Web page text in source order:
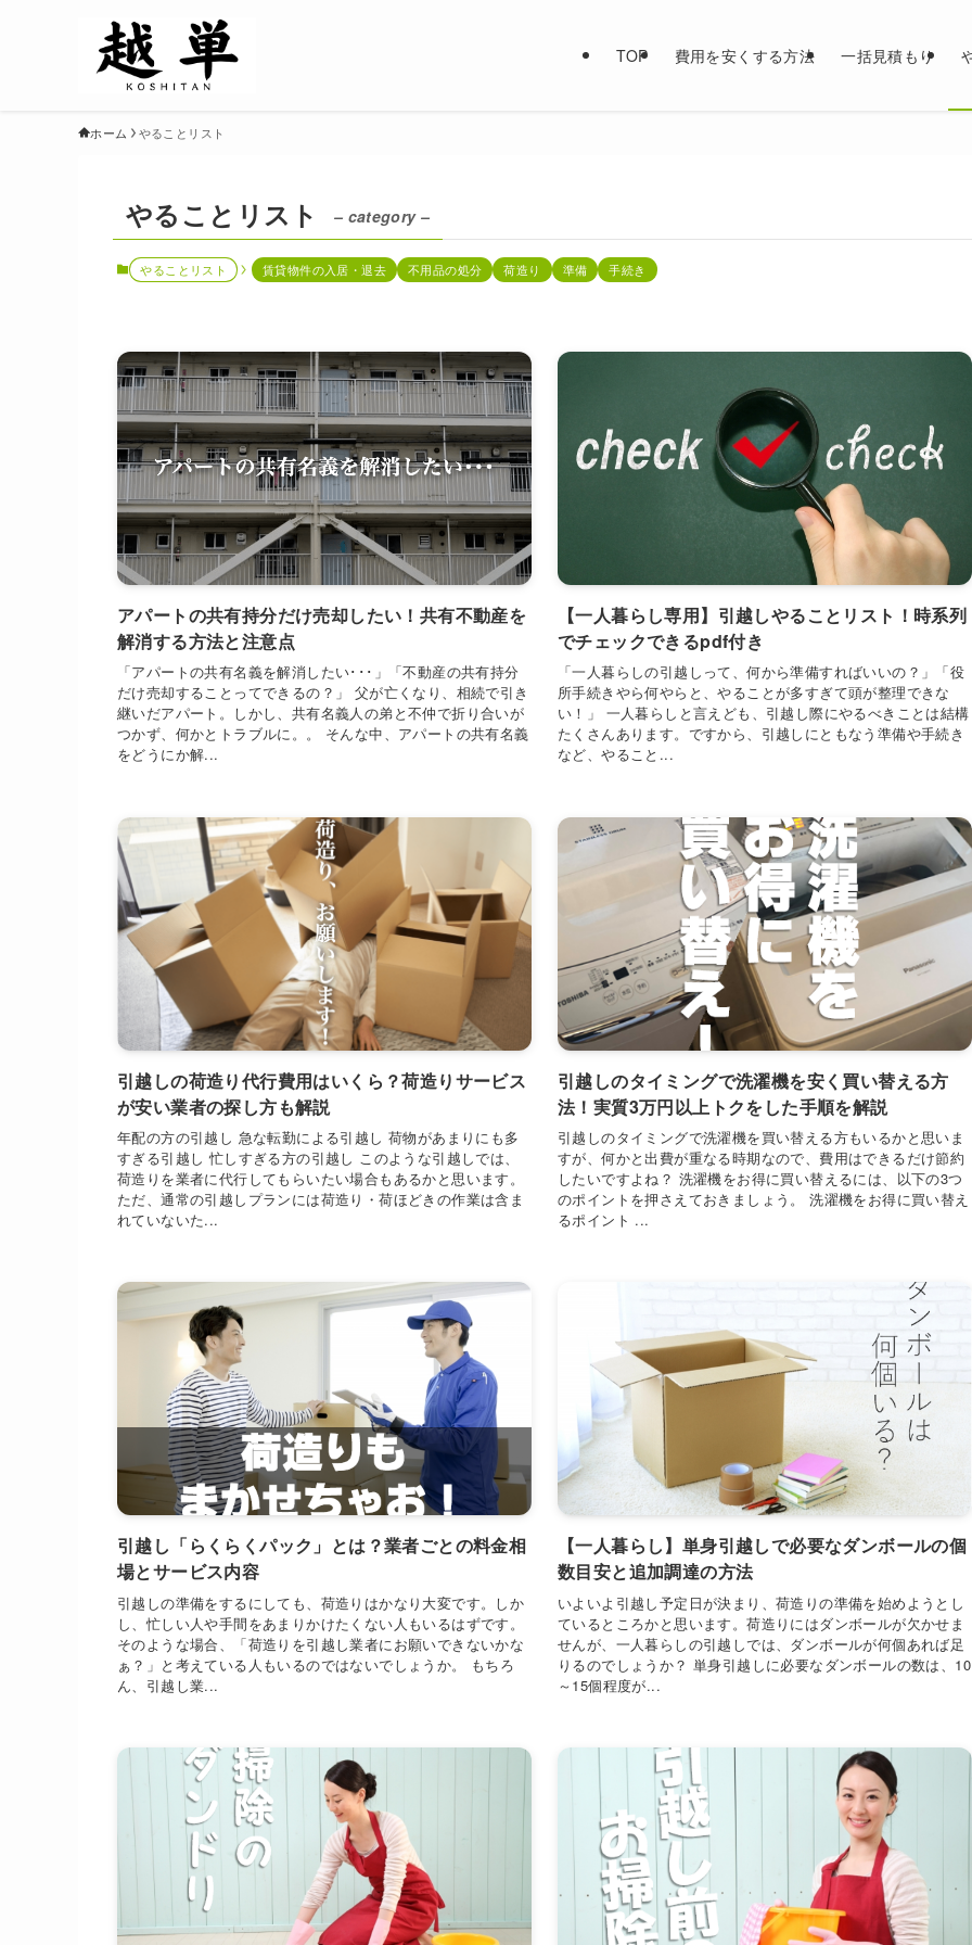
TOP 費用を安くする方法 一括見積もり
ホーム やることリスト
やることリスト – category –
やることリスト 賃貸物件の入居・退去 不用品の処分 荷造り 準備 手続き
アパートの共有持分だけ売却したい！共有不動産を
解消する方法と注意点
「アパートの共有名義を解消したい･･･」「不動産の共有持分
だけ売却することってできるの？」 父が亡くなり、相続で引き
継いだアパート。しかし、共有名義人の弟と不仲で折り合いが
つかず、何かとトラブルに。。 そんな中、アパートの共有名義
をどうにか解...
【一人暮らし専用】引越しやることリスト！時系列
でチェックできるpdf付き
「一人暮らしの引越しって、何から準備すればいいの？」「役
所手続きやら何やらと、やることが多すぎて頭が整理できな
い！」 一人暮らしと言えども、引越し際にやるべきことは結構
たくさんあります。ですから、引越しにともなう準備や手続き
など、やること...
引越しの荷造り代行費用はいくら？荷造りサービス
が安い業者の探し方も解説
年配の方の引越し 急な転勤による引越し 荷物があまりにも多
すぎる引越し 忙しすぎる方の引越し このような引越しでは、
荷造りを業者に代行してもらいたい場合もあるかと思います。
ただ、通常の引越しプランには荷造り・荷ほどきの作業は含ま
れていないた...
引越しのタイミングで洗濯機を安く買い替える方
法！実質3万円以上トクをした手順を解説
引越しのタイミングで洗濯機を買い替える方もいるかと思いま
すが、何かと出費が重なる時期なので、費用はできるだけ節約
したいですよね？ 洗濯機をお得に買い替えるには、以下の3つ
のポイントを押さえておきましょう。 洗濯機をお得に買い替え
るポイント ...
引越し「らくらくパック」とは？業者ごとの料金相
場とサービス内容
引越しの準備をするにしても、荷造りはかなり大変です。しか
し、忙しい人や手間をあまりかけたくない人もいるはずです。
そのような場合、「荷造りを引越し業者にお願いできないかな
ぁ？」と考えている人もいるのではないでしょうか。 もちろ
ん、引越し業...
【一人暮らし】単身引越しで必要なダンボールの個
数目安と追加調達の方法
いよいよ引越し予定日が決まり、荷造りの準備を始めようとし
ているところかと思います。荷造りにはダンボールが欠かせま
せんが、一人暮らしの引越しでは、ダンボールが何個あれば足
りるのでしょうか？ 単身引越しに必要なダンボールの数は、10
～15個程度が...